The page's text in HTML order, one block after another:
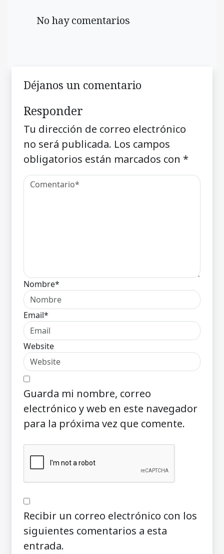
No hay comentarios
Déjanos un comentario
Responder
Tu dirección de correo electrónico
no será publicada. Los campos
obligatorios están marcados con *
Nombre*
Email*
Website
Guarda mi nombre, correo
electrónico y web en este navegador
para la próxima vez que comente.
Recibir un correo electrónico con los
siguientes comentarios a esta
entrada.